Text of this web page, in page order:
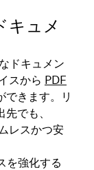
ュメ
ドキュメン
スから PDF
できます。リ
でも、
レスかつ安
を強化する